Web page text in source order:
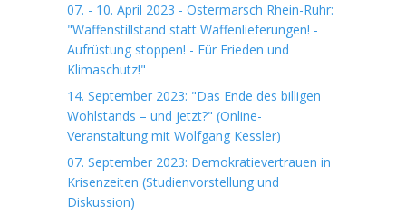
07. - 10. April 2023 - Ostermarsch Rhein-Ruhr:
"Waffenstillstand statt Waffenlieferungen! -
Aufrüstung stoppen! - Für Frieden und
Klimaschutz!"
14. September 2023: "Das Ende des billigen
Wohlstands – und jetzt?" (Online-
Veranstaltung mit Wolfgang Kessler)
07. September 2023: Demokratievertrauen in
Krisenzeiten (Studienvorstellung und
Diskussion)